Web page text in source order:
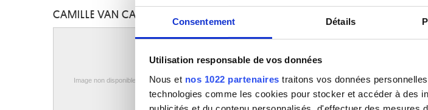
Consentement Détails
Utilisation responsable de vos données
Nous et nos 1022 partenaires traitons vos données
technologies comme les cookies pour stocker et accéder à des
CAMILLE VAN CAMP
Image non disponible